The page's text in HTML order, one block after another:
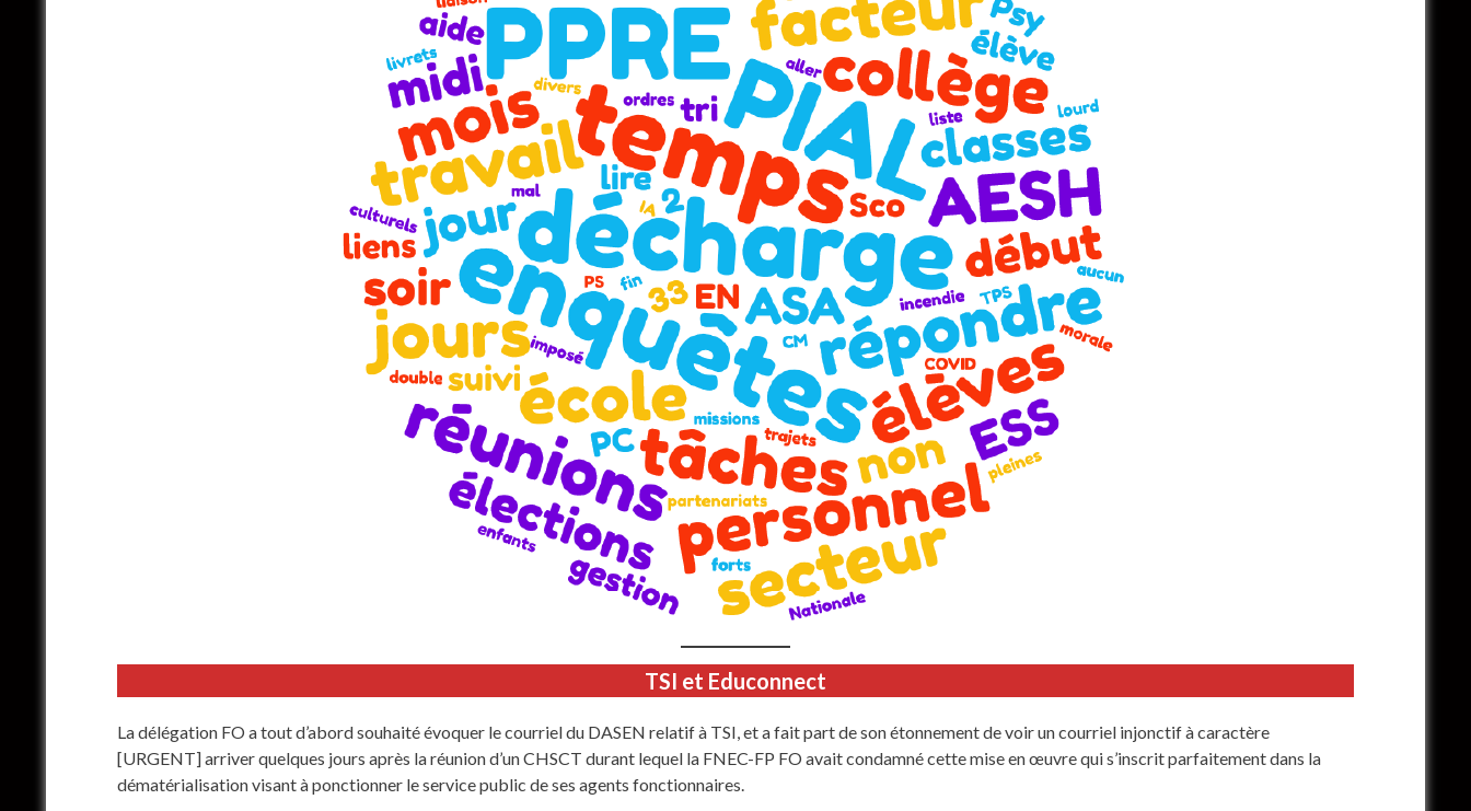
TSI et Educonnect
La délégation FO a tout d’abord souhaité évoquer le courriel du DASEN relatif à TSI, et a fait part de son étonnement de voir un courriel injonctif à caractère
[URGENT] arriver quelques jours après la réunion d’un CHSCT durant lequel la FNEC-FP FO avait condamné cette mise en œuvre qui s’inscrit parfaitement dans la
dématérialisation visant à ponctionner le service public de ses agents fonctionnaires.